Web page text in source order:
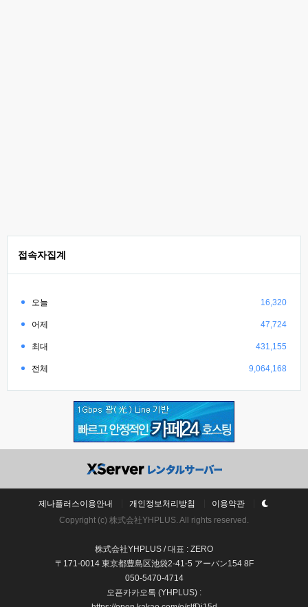
접속자집계
오늘 16,320
어제 47,724
최대 431,155
전체 9,064,168
제나플러스이용안내 개인정보처리방침
이용약관
Copyright (c) 株式会社YHPLUS. All rights reserved.
株式会社YHPLUS / 대표 : ZERO
〒171-0014 東京都豊島区池袋2-41-5 アーバン154 8F
050-5470-4714
오픈카카오톡 (YHPLUS) :